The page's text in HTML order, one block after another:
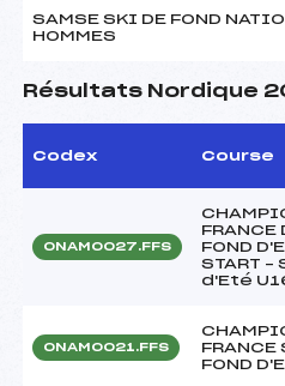
SAMSE SKI DE FOND
HOMMES
Résultats Nordique
Codex Course
ONAM0027.FFS
FRANCE
FOND
START –
d'Eté
ONAM0021.FFS
FRANCE
FOND